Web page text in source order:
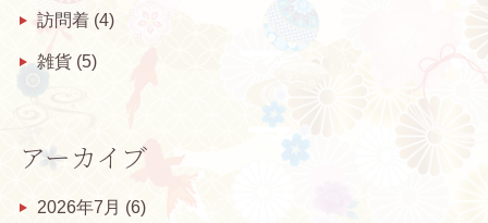
訪問着(4)
雑貨(5)
アーカイブ
2026年7月 (6)